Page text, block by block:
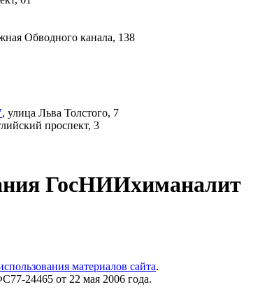
Обводного канала, 138
, улица Льва Толстого, 7
проспект, 3
ГосНИИхиманалит
материалов сайта.
24465 от 22 мая 2006 года.